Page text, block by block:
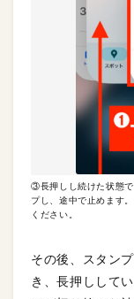
③長押しし続けた状態
プし、途中で止めます
ください。
その後、スタン
き、長押しして